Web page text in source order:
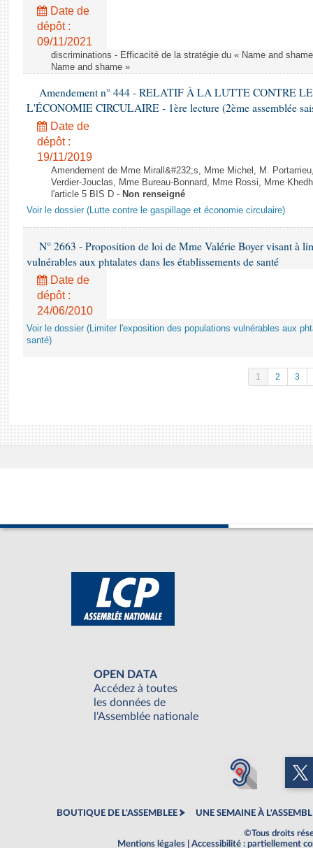
Date de
dépôt :
09/11/2021
discriminations - Efficacité de la stratégie du « Name and
Name and shame »
Amendement n° 444 - RELATIF À LA LUTTE CONTRE
L'ÉCONOMIE CIRCULAIRE - 1ère lecture (2ème assemblée
Date de
dépôt :
19/11/2019
Amendement de Mme Mirall&#232;s, Mme Michel, M.
Verdier-Jouclas, Mme Bureau-Bonnard, Mme Rossi, Mme
l'article 5 BIS D - Non renseigné
Voir le dossier (Lutte contre le gaspillage et économie circulaire)
N° 2663 - Proposition de loi de Mme Valérie Boyer visant à
vulnérables aux phtalates dans les établissements de santé
Date de
dépôt :
24/06/2010
Voir le dossier (Limiter l'exposition des populations vulnérables aux
santé)
1 2 3
OPEN DATA
Accédez à toutes
les données de
l'Assemblée nationale
BOUTIQUE DE L'ASSEMBLEE UNE SEMAINE À
©Tous droits
Mentions légales
Accessibilité : partiellement